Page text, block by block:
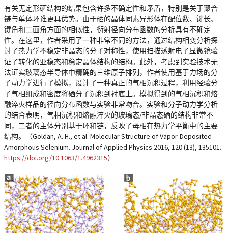
有关无定形硒结构的结果包含许多不确定性和矛盾，特别是关于聚合
链与单体环谁更具优势。由于硒的晶体同素异形体在配位数、键长、
键角和二面角方面的相似性，衍射径向分布函数的分析具有不确定
性。在这里，作者采用了一种非常不同的方法，通过结构相变分析探
讨了热力学不稳定非晶态的分子对称性，使用扫描透射电子显微镜验
证了转化的亚稳态和稳定晶体结构的结构。此外，考虑到实验技术无
法证实玻璃态半导体中精确的三维原子排列，作者使用基于力场的分
子动力学进行了模拟，设计了一种真正的气相沉积过程，利用经验分
子气相组成和密度将硒分子沉积到衬底上。模拟得到的气相沉积和熔
融淬火样品的径向分布函数与实验非常吻合。实验和分子动力学分析
的结合表明，气相沉积和熔融淬火的玻璃态/非晶态硒的结构非常不
同，二者的主体分别基于环和链，反映了母相在热力学平衡中的主要
结构。（Goldan, A. H., et al. Molecular Structure of Vapor-Deposited
Amorphous Selenium. Journal of Applied Physics 2016, 120 (13), 135101.
https://doi.org/10.1063/1.4962315）